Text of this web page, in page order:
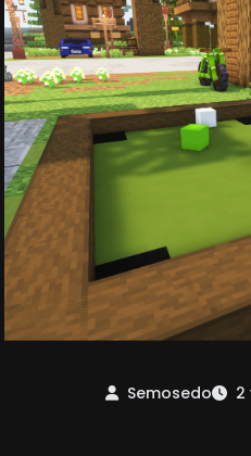
Semosedo 2